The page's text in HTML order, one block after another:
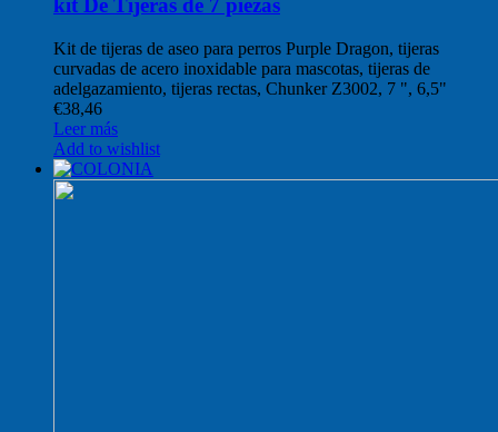
kit De Tijeras de 7 piezas
Kit de tijeras de aseo para perros Purple Dragon, tijeras
curvadas de acero inoxidable para mascotas, tijeras de
adelgazamiento, tijeras rectas, Chunker Z3002, 7 ", 6,5"
€38,46
Leer más
Add to wishlist